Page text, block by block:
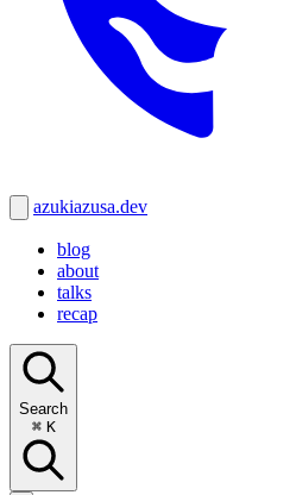
azukiazusa.dev
blog
about
talks
recap
Search
⌘ K